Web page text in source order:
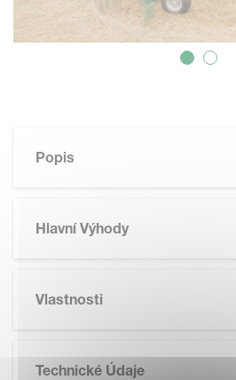
Popis
Hlavní Výhody
Vlastnosti
Technické Údaje